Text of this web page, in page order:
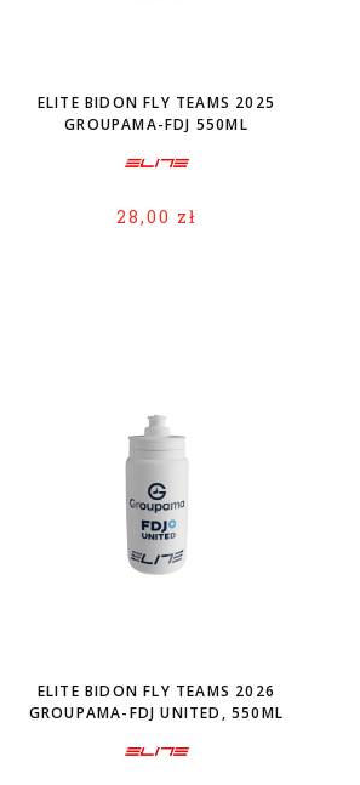
ELITE BIDON FLY TEAMS 2025
GROUPAMA-FDJ 550ML
28,00 zł
ELITE BIDON FLY TEAMS 2026
GROUPAMA-FDJ UNITED, 550ML